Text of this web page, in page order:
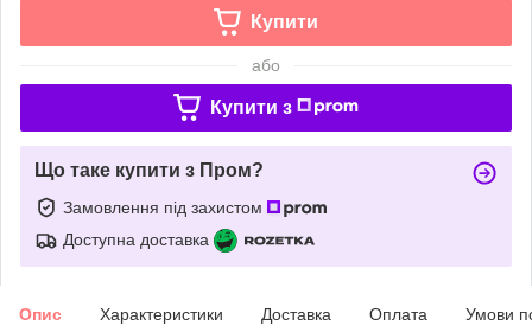
Купити
або
Купити з
Що таке купити з Пром?
Замовлення під захистом
Доступна доставка
Опис Характеристики Доставка Оплата Умови